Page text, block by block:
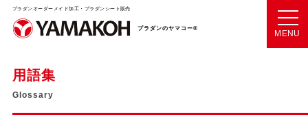
プラダンオーダーメイド加工・プラダンシート販売
プラダンのヤマコー®
MENU
用語集
Glossary